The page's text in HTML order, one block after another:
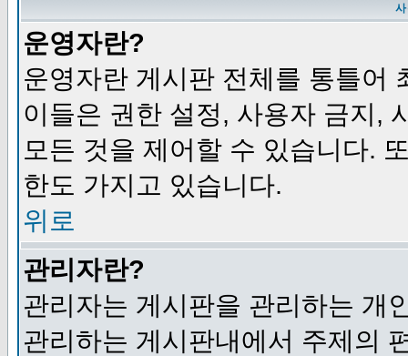
운영자란?
운영자란 게시판 전체를 통틀어
이들은 권한 설정, 사용자 금지,
모든 것을 제어할 수 있습니다.
한도 가지고 있습니다.
위로
관리자란?
관리자는 게시판을 관리하는 개
관리하는 게시판내에서 주제의